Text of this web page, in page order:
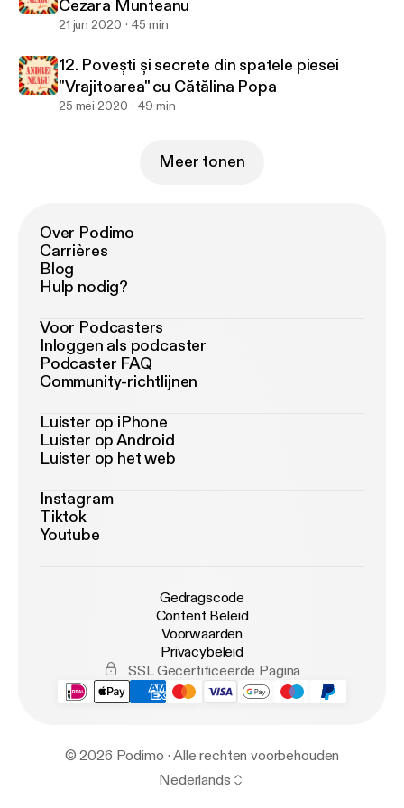
Cezara Munteanu
21 jun 2020 45 min
12. Povești și secrete din spatele piesei
"Vrajitoarea" cu Cătălina Popa
25 mei 2020 49 min
Meer tonen
Over Podimo
Carrières
Blog
Hulp nodig?
Voor Podcasters
Inloggen als podcaster
Podcaster FAQ
Community-richtlijnen
Luister op iPhone
Luister op Android
Luister op het web
Instagram
Tiktok
Youtube
Gedragscode
Content Beleid
Voorwaarden
Privacybeleid
SSL Gecertificeerde Pagina
© 2026 Podimo · Alle rechten voorbehouden
Nederlands